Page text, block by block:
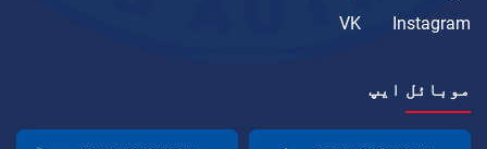
Instagram
VK
موبائل ایپ